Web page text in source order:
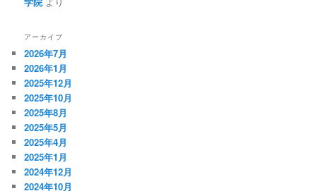
アーカイブ
2026年7月
2026年1月
2025年12月
2025年10月
2025年8月
2025年5月
2025年4月
2025年1月
2024年12月
2024年10月